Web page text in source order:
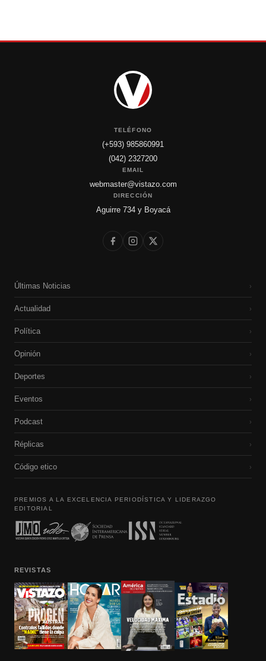
TELÉFONO
(+593) 985860991
(042) 2327200
EMAIL
webmaster@vistazo.com
DIRECCIÓN
Aguirre 734 y Boyacá
Últimas Noticias ›
Actualidad ›
Política ›
Opinión ›
Deportes ›
Eventos ›
Podcast ›
Réplicas ›
Código etico ›
PREMIOS A LA EXCELENCIA PERIODÍSTICA Y LIDERAZGO
EDITORIAL
REVISTAS